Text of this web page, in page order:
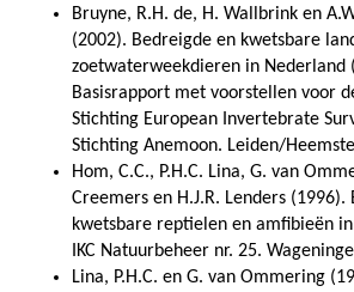
Bruyne, R.H. de, H. Wallbrink en
(2002). Bedreigde en kwetsbare
zoetwaterweekdieren in Nederland
Basisrapport met voorstellen voor
Stichting European Invertebrate
Stichting Anemoon. Leiden/
Hom, C.C., P.H.C. Lina, G. van
Creemers en H.J.R. Lenders (1996).
kwetsbare reptielen en amfibieën
IKC Natuurbeheer nr. 25.
Lina, P.H.C. en G. van Ommering